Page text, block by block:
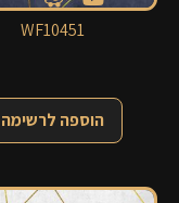
WF10451
הוספה לרשימה